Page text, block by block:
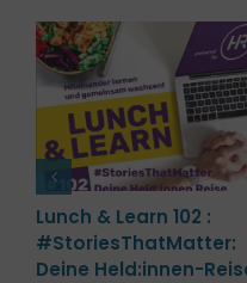
Lunch & Learn 99 :
FuckUp-Lunch mit Julia
Braun